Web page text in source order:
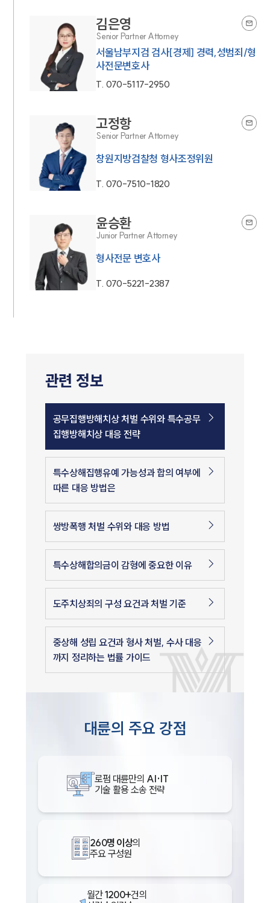
인재채용
만화로 보는 사례
김은영
Senior Partner Attorney
서울남부지검 검사[경제] 경력,성범죄/형
사전문변호사
T. 070-5117-2950
고정항
Senior Partner Attorney
창원지방검찰청 형사조정위원
T. 070-7510-1820
윤승환
Junior Partner Attorney
형사전문 변호사
T. 070-5221-2387
관련 정보
공무집행방해치상 처벌 수위와 특수공무
집행방해치상 대응 전략
특수상해집행유예 가능성과 합의 여부에
따른 대응 방법은
쌍방폭행 처벌 수위와 대응 방법
특수상해합의금이 감형에 중요한 이유
도주치상죄의 구성 요건과 처벌 기준
중상해 성립 요건과 형사 처벌, 수사 대응
까지 정리하는 법률 가이드
대륜의 주요 강점
로펌 대륜만의 AI·IT
기술 활용 소송 전략
260명 이상의
주요 구성원
월간1200+건의